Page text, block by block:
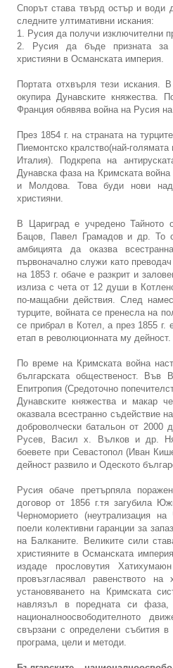
Спорът става твърд остър и води
следните ултимативни искания:
1. Русия да получи изключителни
2. Русия да бъде призната за
християни в Османската империя.
Портата отхвърля тези искания.
окупира Дунавските княжества.
Франция обявява война на Русия на
През 1854 г. на страната на
Пиемонтско кралство(най-
Италия). Подкрепа на
Дунавска фаза на Кримската
и Молдова. Това буди нови
християни.
В Цариград е учредено Тайното
Бацов, Павел Грамадов и др. То
амбицията да оказва
първоначално служи като
на 1853 г. обаче е разкрит и
излиза с чета от 12 души в
по-мащабни действия. След
турците, войната се пренесла на
се прибрал в Котел, а през 1855 г.
етап в революционната му дейност.
По време на Кримската война
българската общественост. Във
Епитропия (Средоточно
Дунавските княжества и макар
оказвала всестранно съдействие
доброволчески батальон от 2000
Русев, Васил х. Вълков и др.
боевете при Севастопол (Иван
дейност развило и Одеското
Русия обаче претърпяла
договор от 1856 г.тя загубила
Черноморието (неутрализация
поели колективни гаранции за
на Балканите. Великите сили
християните в Османската
издаде прословутия
провъзгласявал равенството
установяването на Кримската
навлязъл в поредната си
националноосвободителното
свързани с определени събития
програма, цели и методи.